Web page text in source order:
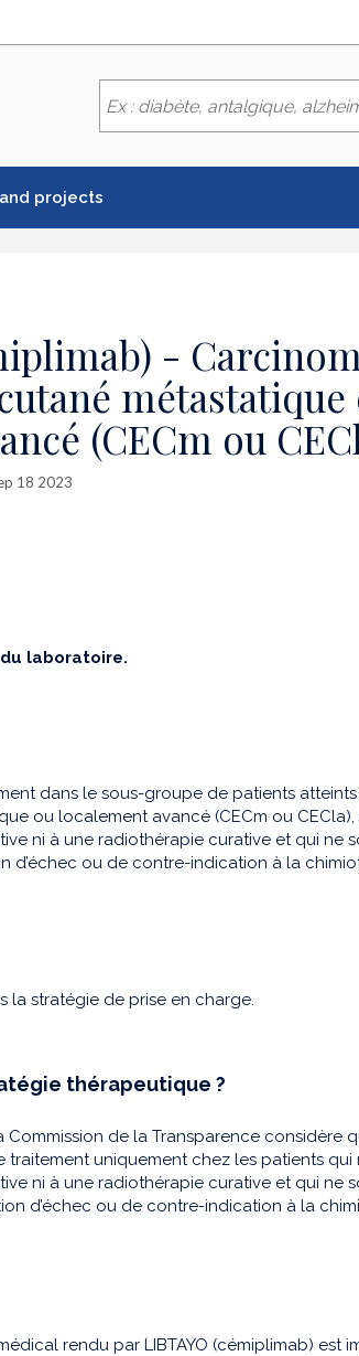
projects
-
métastatique
(CECm ou
18 2023
laboratoire.
dans le sous-groupe de patients atteints
ou localement avancé (CECm ou
ni à une radiothérapie curative et qui ne
d’échec ou de contre-indication à la
la stratégie de prise en charge.
thérapeutique ?
Commission de la Transparence considère
traitement uniquement chez les patients qui
ni à une radiothérapie curative et qui ne
d’échec ou de contre-indication à la
rendu par LIBTAYO (cémiplimab) est